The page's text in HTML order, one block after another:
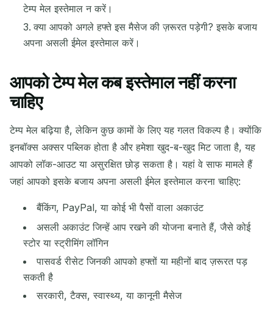
टेम्प मेल इस्तेमाल न करें।
क्या आपको अगले हफ्ते इस मैसेज की ज़रूरत पड़ेगी? इसके बजाय
अपना असली ईमेल इस्तेमाल करें।
आपको टेम्प मेल कब इस्तेमाल नहीं करना
चाहिए
टेम्प मेल बढ़िया है, लेकिन कुछ कामों के लिए यह गलत विकल्प है। क्योंकि
इनबॉक्स अक्सर पब्लिक होता है और हमेशा खुद-ब-खुद मिट जाता है, यह
आपको लॉक-आउट या असुरक्षित छोड़ सकता है। यहां वे साफ मामले हैं
जहां आपको इसके बजाय अपना असली ईमेल इस्तेमाल करना चाहिए:
बैंकिंग, PayPal, या कोई भी पैसों वाला अकाउंट
असली अकाउंट जिन्हें आप रखने की योजना बनाते हैं, जैसे कोई
स्टोर या स्ट्रीमिंग लॉगिन
पासवर्ड रीसेट जिनकी आपको हफ्तों या महीनों बाद ज़रूरत पड़
सकती है
सरकारी, टैक्स, स्वास्थ्य, या कानूनी मैसेज